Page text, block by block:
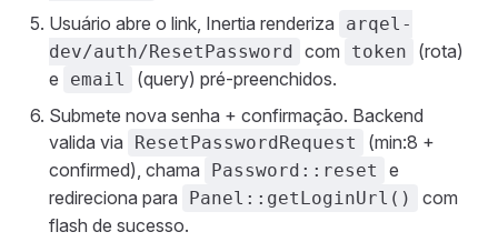
Usuário abre o link, Inertia renderiza
arqel-
dev/auth/ResetPassword com token
(rota)
e
email
(query) pré-preenchidos.
Submete nova senha + confirmação. Backend
valida via
ResetPasswordRequest
(min:8 +
confirmed), chama
Password::reset
e
redireciona para
Panel::getLoginUrl()
com
flash de sucesso.